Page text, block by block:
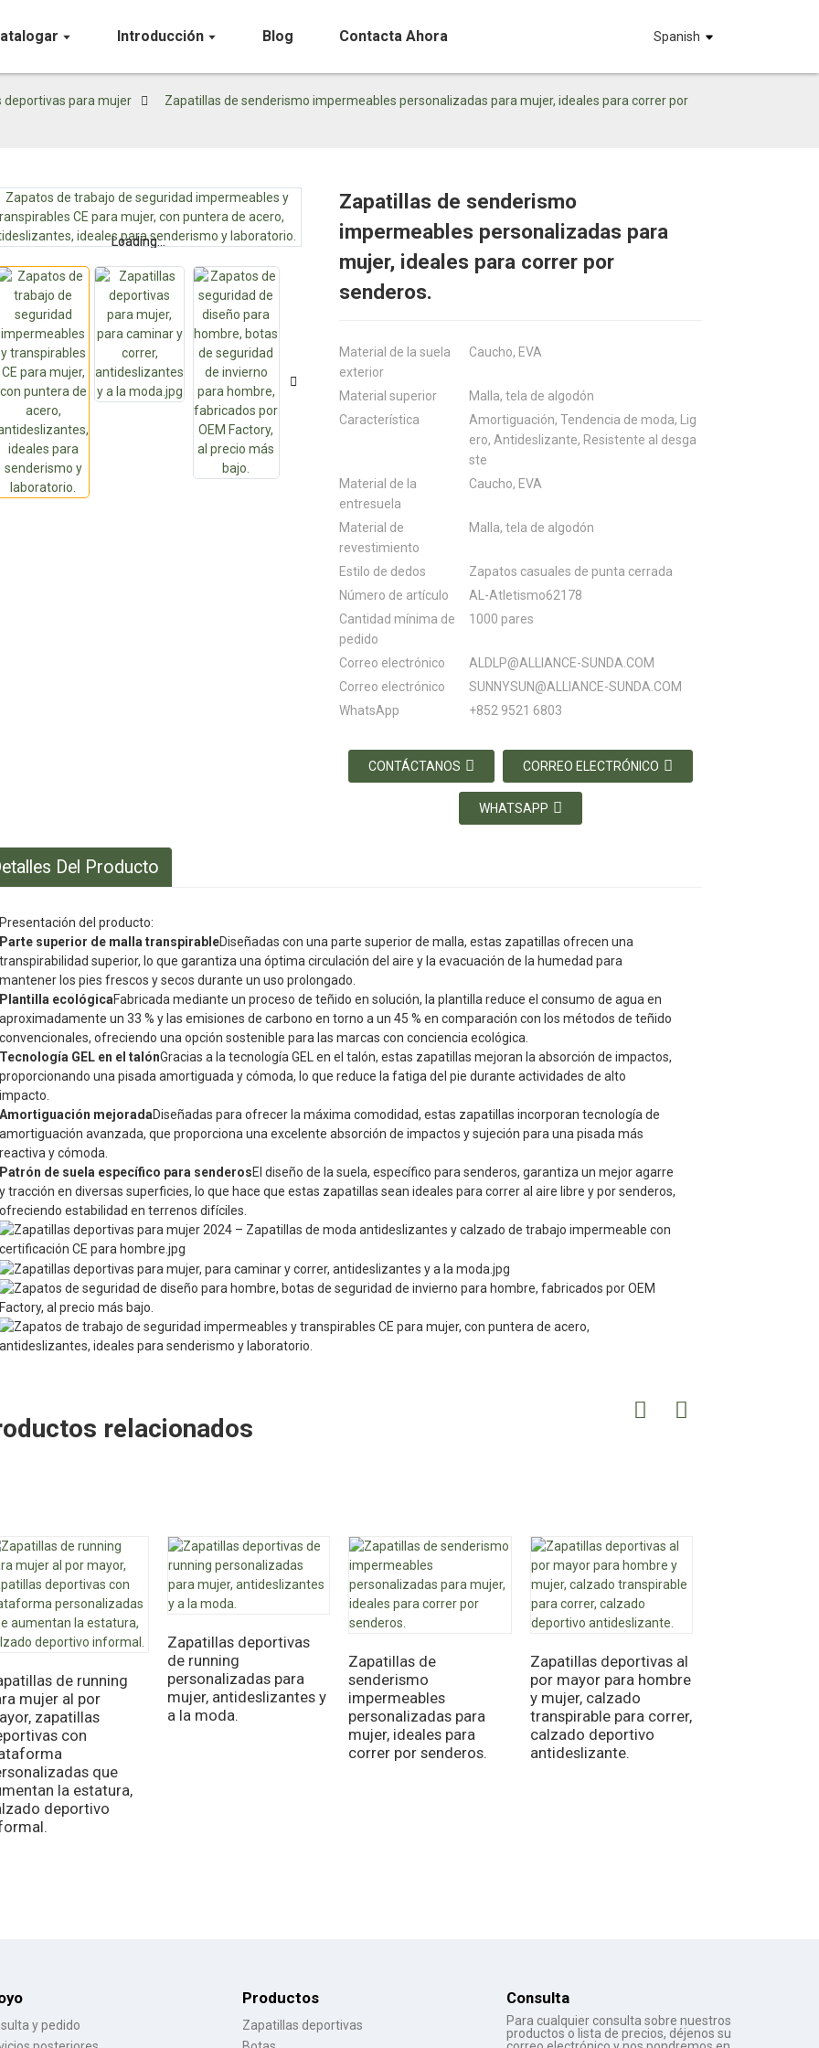
Introducción Blog Contacta Ahora Spanish
deportivas para mujer Zapatillas de senderismo impermeables personalizadas para mujer, ideales para correr por
Loading...
Loading...
Loading...
Loading...
Zapatillas de senderismo
impermeables personalizadas para
mujer, ideales para correr por
senderos.
Material de la suela
exterior
Caucho, EVA
Material superior
Malla, tela de algodón
Característica
Amortiguación, Tendencia de moda, Lig
ero, Antideslizante, Resistente al desga
ste
Material de la
entresuela
Caucho, EVA
Material de
revestimiento
Malla, tela de algodón
Estilo de dedos
Zapatos casuales de punta cerrada
Número de artículo
AL-Atletismo62178
Cantidad mínima de
pedido
1000 pares
Correo electrónico
ALDLP@ALLIANCE-SUNDA.COM
Correo electrónico
SUNNYSUN@ALLIANCE-SUNDA.COM
WhatsApp
+852 9521 6803
CONTÁCTANOS CORREO ELECTRÓNICO
WHATSAPP
Del Producto
Presentación del producto:
Parte superior de malla transpirableDiseñadas con una parte superior de malla, estas zapatillas ofrecen una
transpirabilidad superior, lo que garantiza una óptima circulación del aire y la evacuación de la humedad para
mantener los pies frescos y secos durante un uso prolongado.
Plantilla ecológicaFabricada mediante un proceso de teñido en solución, la plantilla reduce el consumo de agua en
aproximadamente un 33 % y las emisiones de carbono en torno a un 45 % en comparación con los métodos de teñido
convencionales, ofreciendo una opción sostenible para las marcas con conciencia ecológica.
Tecnología GEL en el talónGracias a la tecnología GEL en el talón, estas zapatillas mejoran la absorción de impactos,
proporcionando una pisada amortiguada y cómoda, lo que reduce la fatiga del pie durante actividades de alto
impacto.
Amortiguación mejoradaDiseñadas para ofrecer la máxima comodidad, estas zapatillas incorporan tecnología de
amortiguación avanzada, que proporciona una excelente absorción de impactos y sujeción para una pisada más
reactiva y cómoda.
Patrón de suela específico para senderosEl diseño de la suela, específico para senderos, garantiza un mejor agarre
y tracción en diversas superficies, lo que hace que estas zapatillas sean ideales para correr al aire libre y por senderos,
ofreciendo estabilidad en terrenos difíciles.
relacionados
de running
mujer al por
zapatillas
con
que
la estatura,
deportivo
Zapatillas deportivas
de running
personalizadas para
mujer, antideslizantes y
a la moda.
Zapatillas de
senderismo
impermeables
personalizadas para
mujer, ideales para
correr por senderos.
Zapatillas deportivas al
por mayor para hombre
y mujer, calzado
transpirable para correr,
calzado deportivo
antideslizante.
y pedido
Productos
Zapatillas deportivas
Consulta
Para cualquier consulta sobre nuestros
productos o lista de precios, déjenos su